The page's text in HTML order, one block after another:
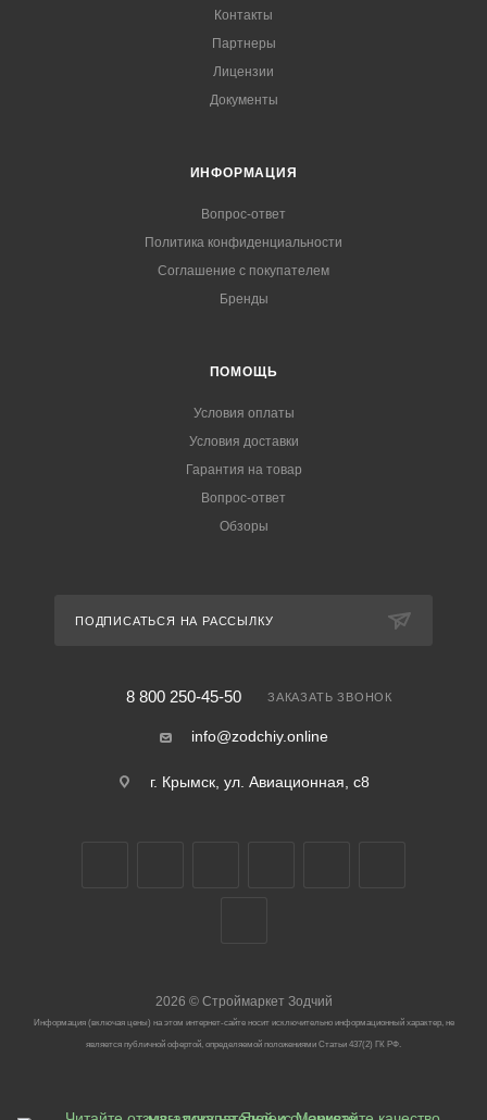
Контакты
Партнеры
Лицензии
Документы
ИНФОРМАЦИЯ
Вопрос-ответ
Политика конфиденциальности
Соглашение с покупателем
Бренды
ПОМОЩЬ
Условия оплаты
Условия доставки
Гарантия на товар
Вопрос-ответ
Обзоры
ПОДПИСАТЬСЯ НА РАССЫЛКУ
8 800 250-45-50 ЗАКАЗАТЬ ЗВОНОК
info@zodchiy.online
г. Крымск, ул. Авиационная, с8
2026 ©Строймаркет Зодчий
Информация (включая цены) на этом интернет-сайте носит исключительно информационный характер, не
является публичной офертой, определяемой положениями Статьи 437(2) ГК РФ.